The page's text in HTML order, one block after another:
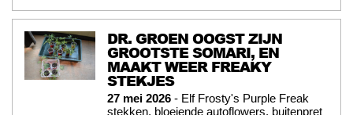
DR. GROEN OOGST ZIJN
GROOTSTE SOMARI, EN
MAAKT WEER FREAKY
STEKJES
27 mei 2026 - Elf Frosty's Purple Freak
stekken, bloeiende autoflowers, buitenpret